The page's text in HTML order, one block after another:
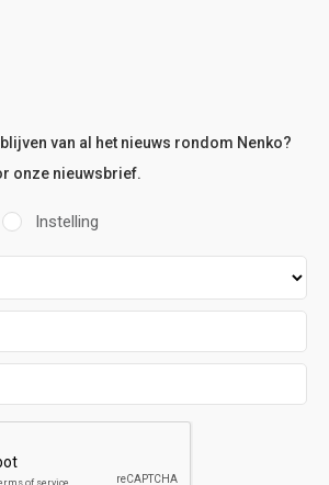
van al het nieuws rondom Nenko?
onze nieuwsbrief.
Instelling